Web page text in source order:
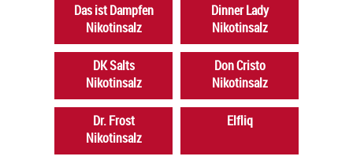
Das ist Dampfen
Nikotinsalz
Dinner Lady
Nikotinsalz
DK Salts
Nikotinsalz
Don Cristo
Nikotinsalz
Dr. Frost
Nikotinsalz
Elfliq